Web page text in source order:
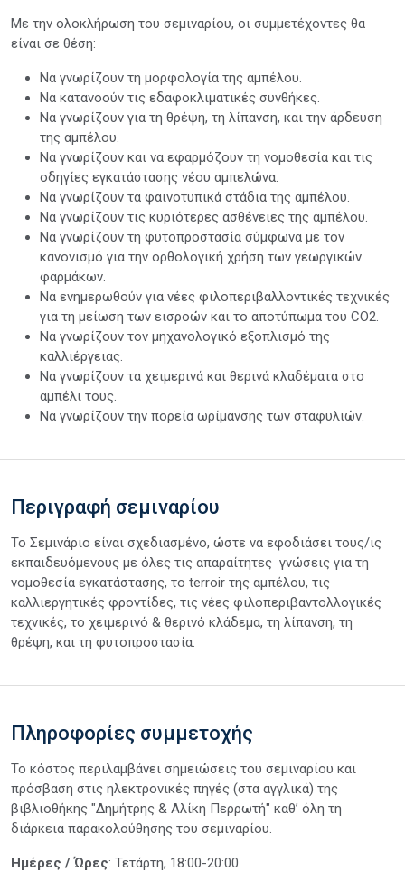
Με την ολοκλήρωση του σεμιναρίου, οι συμμετέχοντες θα
είναι σε θέση:
Να γνωρίζουν τη μορφολογία της αμπέλου.
Να κατανοούν τις εδαφοκλιματικές συνθήκες.
Να γνωρίζουν για τη θρέψη, τη λίπανση, και την άρδευση
της αμπέλου.
Να γνωρίζουν και να εφαρμόζουν τη νομοθεσία και τις
οδηγίες εγκατάστασης νέου αμπελώνα.
Να γνωρίζουν τα φαινοτυπικά στάδια της αμπέλου.
Να γνωρίζουν τις κυριότερες ασθένειες της αμπέλου.
Να γνωρίζουν τη φυτοπροστασία σύμφωνα με τον
κανονισμό για την ορθολογική χρήση των γεωργικών
φαρμάκων.
Να ενημερωθούν για νέες φιλοπεριβαλλοντικές τεχνικές
για τη μείωση των εισροών και το αποτύπωμα του CO2.
Να γνωρίζουν τον μηχανολογικό εξοπλισμό της
καλλιέργειας.
Να γνωρίζουν τα χειμερινά και θερινά κλαδέματα στο
αμπέλι τους.
Να γνωρίζουν την πορεία ωρίμανσης των σταφυλιών.
Περιγραφή σεμιναρίου
Το Σεμινάριο είναι σχεδιασμένο, ώστε να εφοδιάσει τους/ις
εκπαιδευόμενους με όλες τις απαραίτητες γνώσεις για τη
νομοθεσία εγκατάστασης, το terroir της αμπέλου, τις
καλλιεργητικές φροντίδες, τις νέες φιλοπεριβαντολλογικές
τεχνικές, το χειμερινό & θερινό κλάδεμα, τη λίπανση, τη
θρέψη, και τη φυτοπροστασία.
Πληροφορίες συμμετοχής
Το κόστος περιλαμβάνει σημειώσεις του σεμιναρίου και
πρόσβαση στις ηλεκτρονικές πηγές (στα αγγλικά) της
βιβλιοθήκης "Δημήτρης & Αλίκη Περρωτή" καθ’ όλη τη
διάρκεια παρακολούθησης του σεμιναρίου.
Ημέρες / Ώρες: Τετάρτη, 18:00-20:00